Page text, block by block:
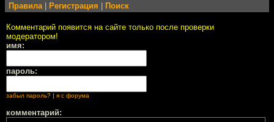
Правила Регистрация Поиск
Комментарий появится на сайте только после проверки
модератором!
имя:
пароль:
забыл пароль? | я с форума
комментарий: